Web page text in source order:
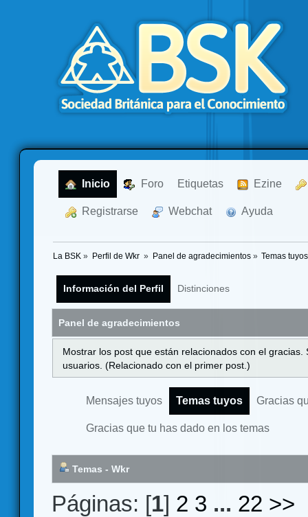
Inicio Foro Etiquetas Ezine
Registrarse Webchat Ayuda
La BSK » Perfil de Wkr » Panel de agradecimientos» Temas tuyos
Información del Perfil Distinciones
Panel de agradecimientos
Mostrar los post que están relacionados con el
usuarios. (Relacionado con el primer post.)
Mensajes tuyos Temas tuyos Gracias
Gracias que tu has dado en los temas
Temas - Wkr
Páginas: [1] 2 3 ... 22 >>